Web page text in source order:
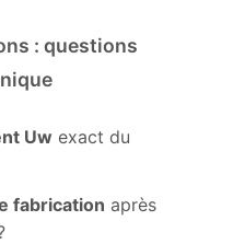
: questions
Uw exact du
fabrication après